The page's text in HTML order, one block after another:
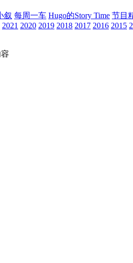
叙 每周一车 Hugo的Story Time 节目
2021 2020 2019 2018 2017 2016 2015